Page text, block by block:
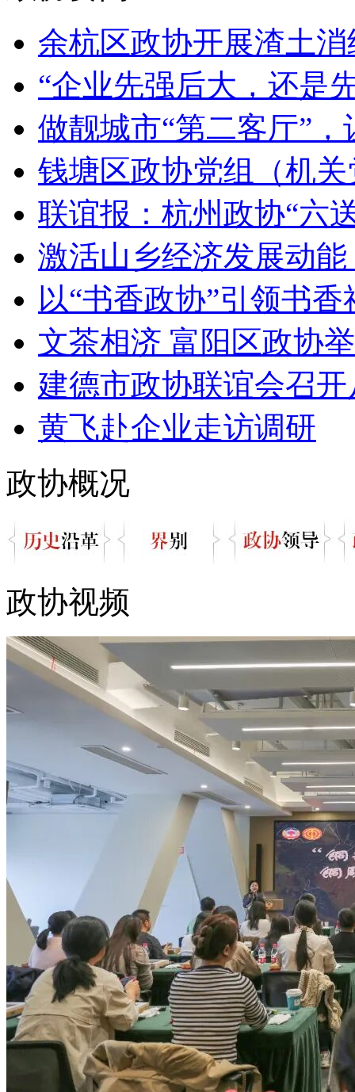
余杭区政协开展渣土
“企业先强后大，还是
做靓城市“第二客厅”
钱塘区政协党组（机
联谊报：杭州政协“六
激活山乡经济发展动
以“书香政协”引领书
文茶相济 富阳区政协
建德市政协联谊会召
黄飞赴企业走访调研
政协概况
政协视频